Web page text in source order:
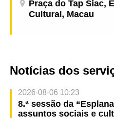
Praça do Tap Siac,
Cultural, Macau
Notícias dos
2026-08-06 10:23
8.ª sessão da
assuntos sociais e